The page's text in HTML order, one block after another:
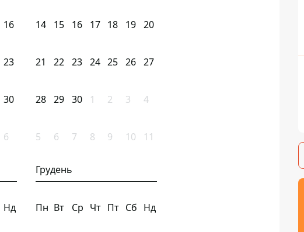
16
23
30
6
14 15 16 17 18 19 20
21 22 23 24 25 26 27
28 29 30 1 2 3 4
5 6 7 8 9 10 11
Нд
Грудень
Пн Вт Ср Чт Пт Сб Нд